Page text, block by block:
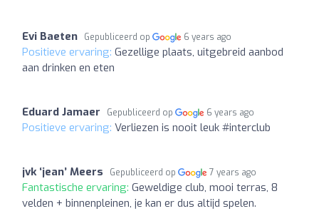
Evi Baeten Gepubliceerd op 6 years ago
Positieve ervaring: Gezellige plaats, uitgebreid aanbod
aan drinken en eten
Eduard Jamaer Gepubliceerd op 6 years ago
Positieve ervaring: Verliezen is nooit leuk #interclub
jvk ‘jean’ Meers Gepubliceerd op 7 years ago
Fantastische ervaring: Geweldige club, mooi terras, 8
velden + binnenpleinen, je kan er dus altijd spelen.